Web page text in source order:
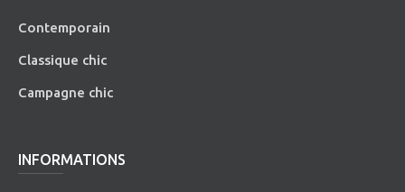
Contemporain
Classique chic
Campagne chic
INFORMATIONS